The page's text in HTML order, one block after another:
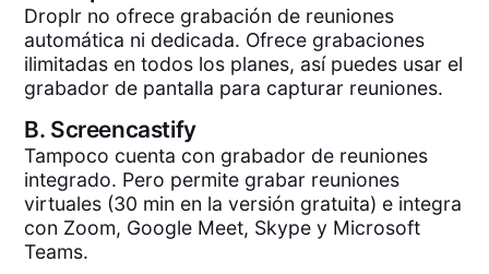
Droplr no ofrece grabación de reuniones
automática ni dedicada. Ofrece grabaciones
ilimitadas en todos los planes, así puedes usar el
grabador de pantalla para capturar reuniones.
B. Screencastify
Tampoco cuenta con grabador de reuniones
integrado. Pero permite grabar reuniones
virtuales (30 min en la versión gratuita) e integra
con Zoom, Google Meet, Skype y Microsoft
Teams.